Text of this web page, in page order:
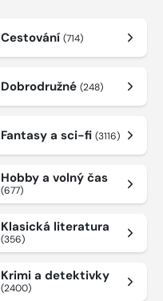
Cestování (714)
Dobrodružné (248)
Fantasy a sci-fi (3116)
Hobby a volný čas
(677)
Klasická literatura
(356)
Krimi a detektivky
(2400)